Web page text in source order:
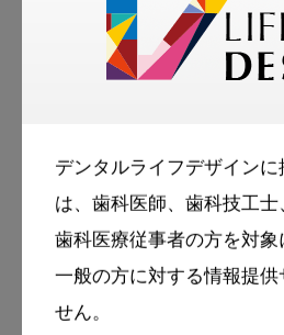
デンタルライフデザインに
は、歯科医師、歯科技工
歯科医療従事者の方を対象
一般の方に対する情報提供
せん。
ンド社
2016年3月
田代浩史・田
論社
医院サイト：http://
講習会サイト：http://
・治療コンセプト
小児から成人まで年齢に合